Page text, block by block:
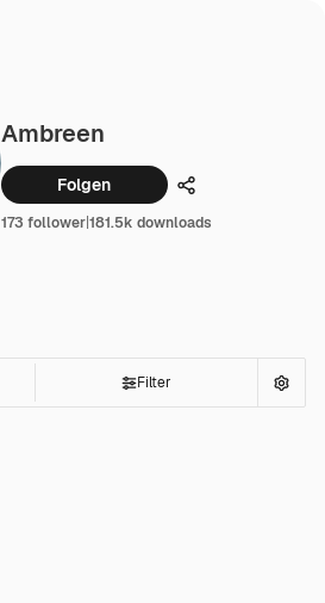
Ambreen
Folgen Teilen
173 follower|181.5k downloads
Filter